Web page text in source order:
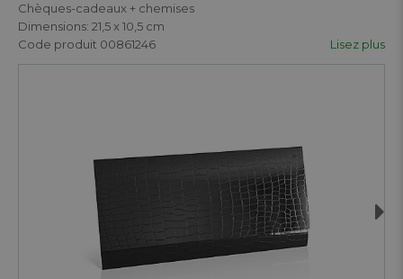
Chèques-cadeaux + chemises
Dimensions: 21,5 x 10,5 cm
Code produit 00861246
Lisez plus